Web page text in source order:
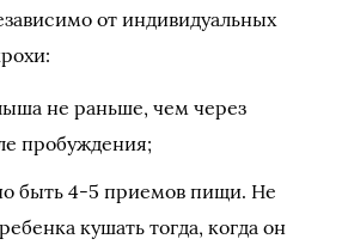
от индивидуальных
не раньше, чем через
пробуждения;
быть 4-5 приемов пищи. Не
кушать тогда, когда он